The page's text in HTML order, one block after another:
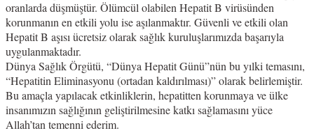
oranlarda düşmüştür. Ölümcül olabilen Hepatit B virüsünden
korunmanın en etkili yolu ise aşılanmaktır. Güvenli ve etkili olan
Hepatit B aşısı ücretsiz olarak sağlık kuruluşlarımızda başarıyla
uygulanmaktadır.
Dünya Sağlık Örgütü, “Dünya Hepatit Günü”nün bu yılki temasını,
“Hepatitin Eliminasyonu (ortadan kaldırılması)” olarak belirlemiştir.
Bu amaçla yapılacak etkinliklerin, hepatitten korunmaya ve ülke
insanımızın sağlığının geliştirilmesine katkı sağlamasını yüce
Allah’tan temenni ederim.